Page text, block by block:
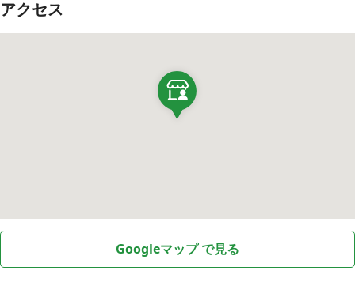
アクセス
Googleマップ で見る